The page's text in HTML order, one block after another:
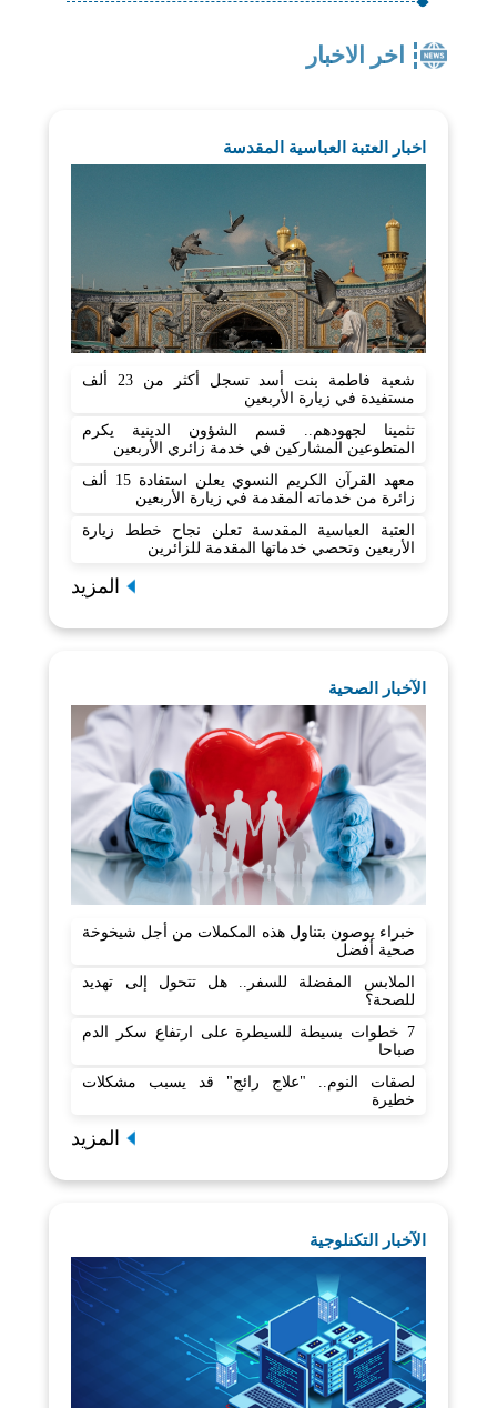
اخر الاخبار
اخبار العتبة العباسية المقدسة
شعبة فاطمة بنت أسد تسجل أكثر من 23 ألف
مستفيدة في زيارة الأربعين
تثمينا لجهودهم.. قسم الشؤون الدينية يكرم
المتطوعين المشاركين في خدمة زائري الأربعين
معهد القرآن الكريم النسوي يعلن استفادة 15 ألف
زائرة من خدماته المقدمة في زيارة الأربعين
العتبة العباسية المقدسة تعلن نجاح خطط زيارة
الأربعين وتحصي خدماتها المقدمة للزائرين
المزيد
الآخبار الصحية
خبراء يوصون بتناول هذه المكملات من أجل شيخوخة
صحية أفضل
الملابس المفضلة للسفر.. هل تتحول إلى تهديد
للصحة؟
7 خطوات بسيطة للسيطرة على ارتفاع سكر الدم
صباحا
لصقات النوم.. "علاج رائج" قد يسبب مشكلات
خطيرة
المزيد
الآخبار التكنلوجية